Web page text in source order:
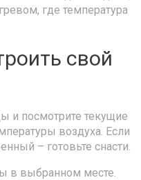
где температура
свой
и посмотрите текущие
воздуха. Если
– готовьте снасти.
в выбранном месте.